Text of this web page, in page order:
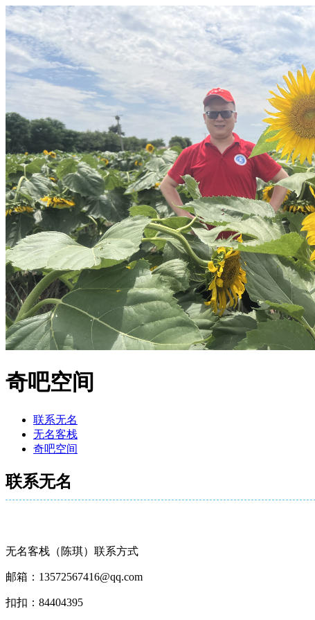
奇吧空间
联系无名
无名客栈
奇吧空间
联系无名
无名客栈（陈琪）联系方式
邮箱：13572567416@qq.com
扣扣：84404395